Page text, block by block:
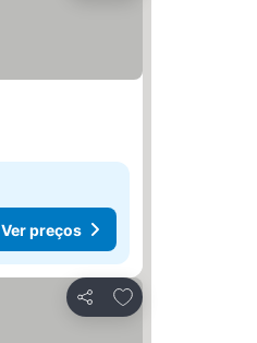
Ver preços
Partilhar
Adicionar aos